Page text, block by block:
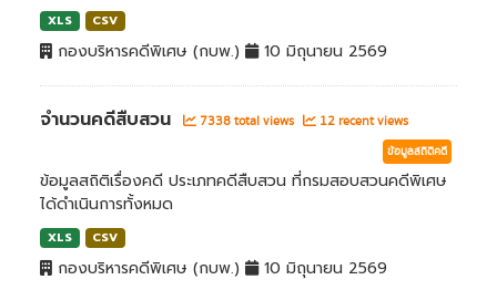
XLS CSV
กองบริหารคดีพิเศษ (กบพ.) 10 มิถุนายน 2569
จำนวนคดีสืบสวน 7338 total views 12 recent views
ข้อมูลสถิติคดี
ข้อมูลสถิติเรื่องคดี ประเภทคดีสืบสวน ที่กรมสอบสวนคดีพิเศษ
ได้ดำเนินการทั้งหมด
XLS CSV
กองบริหารคดีพิเศษ (กบพ.) 10 มิถุนายน 2569